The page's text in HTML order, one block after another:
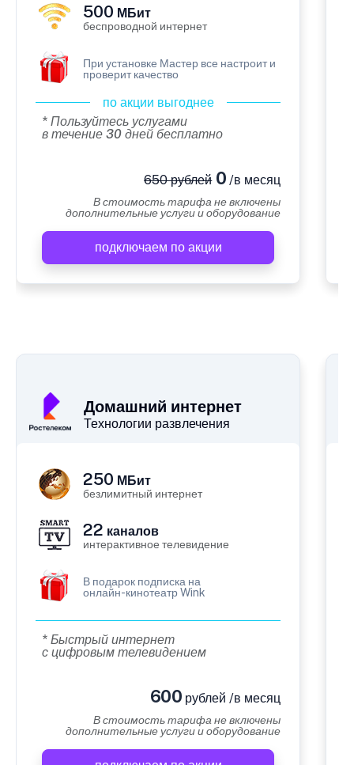
500 МБит
беспроводной интернет
При установке Мастер все настроит и
проверит качество
по акции выгоднее
* Пользуйтесь услугами
в течение 30 дней бесплатно
650 рублей0 /в месяц
В стоимость тарифа не включены
дополнительные услуги и оборудование
подключаем по акции
Домашний интернет
Технологии развлечения
250 МБит
безлимитный интернет
22 каналов
интерактивное телевидение
В подарок подписка на
онлайн-кинотеатр Wink
* Быстрый интернет
с цифровым телевидением
600 рублей /в месяц
В стоимость тарифа не включены
дополнительные услуги и оборудование